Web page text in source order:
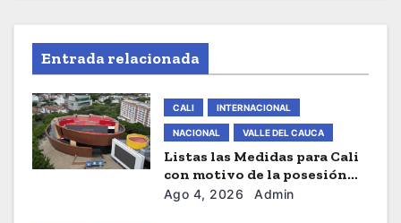
n
d
e
e
Entrada relacionada
CALI INTERNACIONAL
NACIONAL VALLE DEL CAUCA
Listas las Medidas para Cali
con motivo de la posesión
presidencial de este Viernes
Ago 4, 2026 Admin